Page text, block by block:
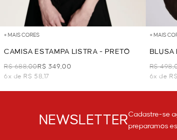
+ MAIS CORES
CAMISA ESTAMPA LISTRA - PRETO
R$ 688,00R$ 349,00
6x de R$ 58,17
+ MAIS
BLUSA
R$
6x de
NEWSLETTERCadastre-se
preparamos